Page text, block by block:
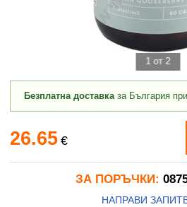
1 от 2
Безплатна доставказа България
26.65 €
ЗА ПОРЪЧКИ:
НАПРАВИ